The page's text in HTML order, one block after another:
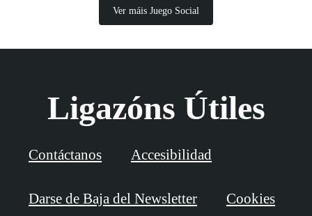
Ver máis Juego Social
Ligazóns Útiles
Contáctanos Accesibilidad
Darse de Baja del Newsletter Cookies